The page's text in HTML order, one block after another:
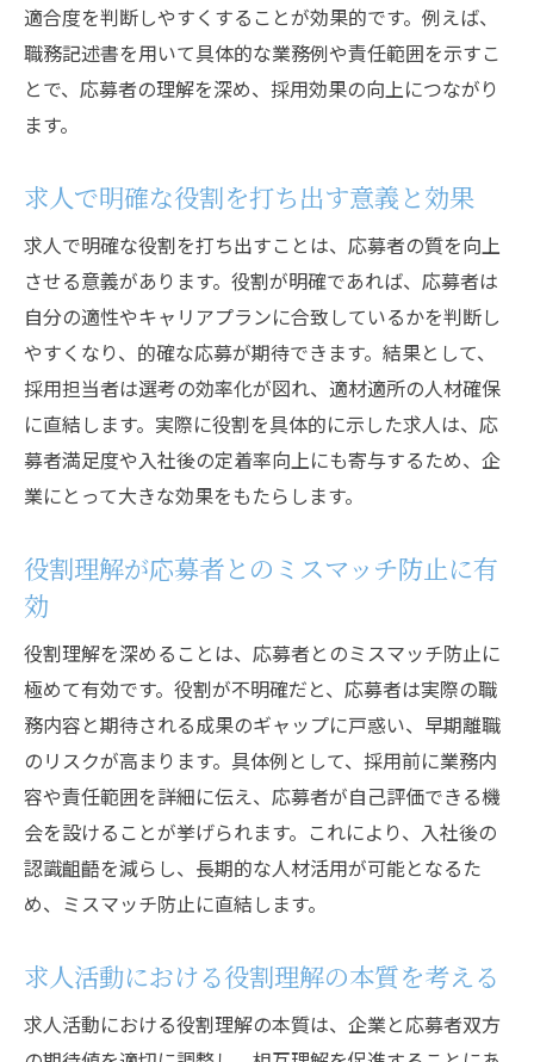
適合度を判断しやすくすることが効果的です。例えば、
職務記述書を用いて具体的な業務例や責任範囲を示すこ
とで、応募者の理解を深め、採用効果の向上につながり
ます。
求人で明確な役割を打ち出す意義と効果
求人で明確な役割を打ち出すことは、応募者の質を向上
させる意義があります。役割が明確であれば、応募者は
自分の適性やキャリアプランに合致しているかを判断し
やすくなり、的確な応募が期待できます。結果として、
採用担当者は選考の効率化が図れ、適材適所の人材確保
に直結します。実際に役割を具体的に示した求人は、応
募者満足度や入社後の定着率向上にも寄与するため、企
業にとって大きな効果をもたらします。
役割理解が応募者とのミスマッチ防止に有
効
役割理解を深めることは、応募者とのミスマッチ防止に
極めて有効です。役割が不明確だと、応募者は実際の職
務内容と期待される成果のギャップに戸惑い、早期離職
のリスクが高まります。具体例として、採用前に業務内
容や責任範囲を詳細に伝え、応募者が自己評価できる機
会を設けることが挙げられます。これにより、入社後の
認識齟齬を減らし、長期的な人材活用が可能となるた
め、ミスマッチ防止に直結します。
求人活動における役割理解の本質を考える
求人活動における役割理解の本質は、企業と応募者双方